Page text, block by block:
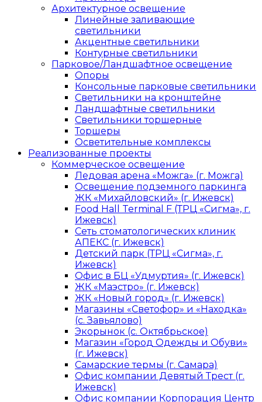
Архитектурное освещение
Линейные заливающие
светильники
Акцентные светильники
Контурные светильники
Парковое/Ландшафтное освещение
Опоры
Консольные парковые светильники
Светильники на кронштейне
Ландшафтные светильники
Светильники торшерные
Торшеры
Осветительные комплексы
Реализованные проекты
Коммерческое освещение
Ледовая арена «Можга» (г. Можга)
Освещение подземного паркинга
ЖК «Михайловский» (г. Ижевск)
Food Hall Terminal F (ТРЦ «Сигма», г.
Ижевск)
Сеть стоматологических клиник
АПЕКС (г. Ижевск)
Детский парк (ТРЦ «Сигма», г.
Ижевск)
Офис в БЦ «Удмуртия» (г. Ижевск)
ЖК «Маэстро» (г. Ижевск)
ЖК «Новый город» (г. Ижевск)
Магазины «Светофор» и «Находка»
(с. Завьялово)
Экорынок (с. Октябрьское)
Магазин «Город Одежды и Обуви»
(г. Ижевск)
Самарские термы (г. Самара)
Офис компании Девятый Трест (г.
Ижевск)
Офис компании Корпорация Центр